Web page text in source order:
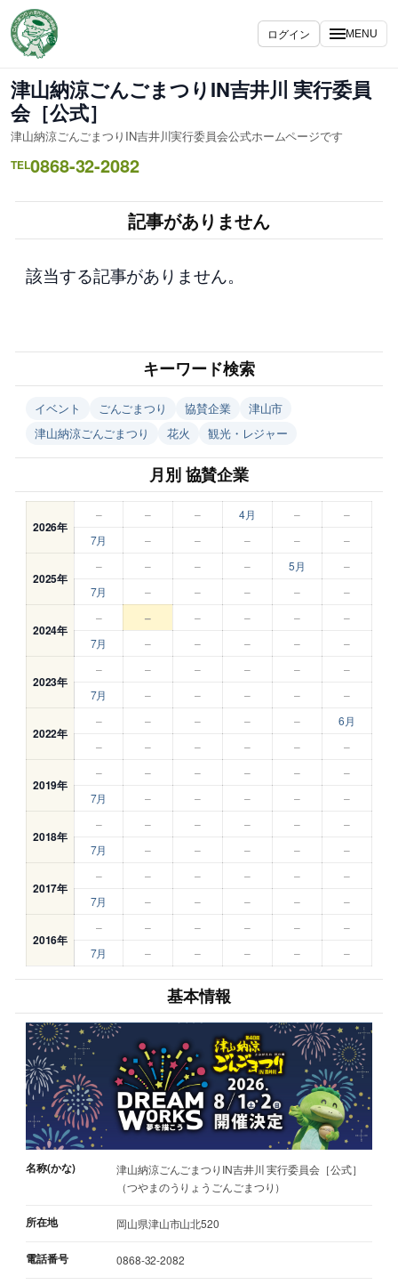
容
を
ス
キ
ッ
プ
ログイン MENU
津山納涼ごんごまつりIN吉井川 実行委員
会［公式］
津山納涼ごんごまつりIN吉井川実行委員会公式ホームページです
TEL0868-32-2082
記事がありません
該当する記事がありません。
キーワード検索
イベント ごんごまつり 協賛企業
津山市
津山納涼ごんごまつり
花火 観光・レジャー
月別 協賛企業
2026年
– – – 4月 –
–
7月
– – – – –
2025年
– – – – 5月
–
7月
– – – – –
2024年
– – – – –
–
7月
– – – – –
2023年
– – – – –
–
7月
– – – – –
2022年
– – – – –
6月
–
– – – – –
2019年
– – – – –
–
7月
– – – – –
2018年
– – – – –
–
7月
– – – – –
2017年
– – – – –
–
7月
– – – – –
2016年
– – – – –
–
7月
– – – – –
基本情報
名称(かな)
津山納涼ごんごまつりIN吉井川 実行委員会［公式］
（つやまのうりょうごんごまつり）
所在地 岡山県津山市山北520
電話番号 0868-32-2082